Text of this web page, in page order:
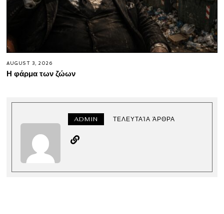
AUGUST 3, 2026
Η φάρμα των ζώων
ADMIN ΤΕΛΕΥΤΑΊΑ ΆΡΘΡΑ